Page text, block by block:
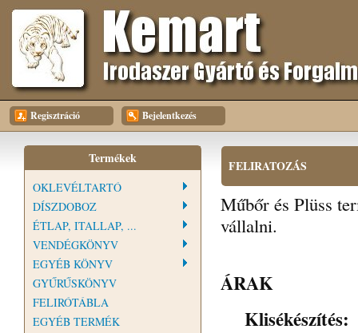
Regisztráció Bejelentkezés
Termékek
OKLEVÉLTARTÓ
DÍSZDOBOZ
ÉTLAP, ITALLAP, ...
VENDÉGKÖNYV
EGYÉB KÖNYV
GYŰRŰSKÖNYV
FELIRÓTÁBLA
EGYÉB TERMÉK
FELIRATOZÁS
Műbőr és Plüss
vállalni.
ÁRAK
Klisékészítés: